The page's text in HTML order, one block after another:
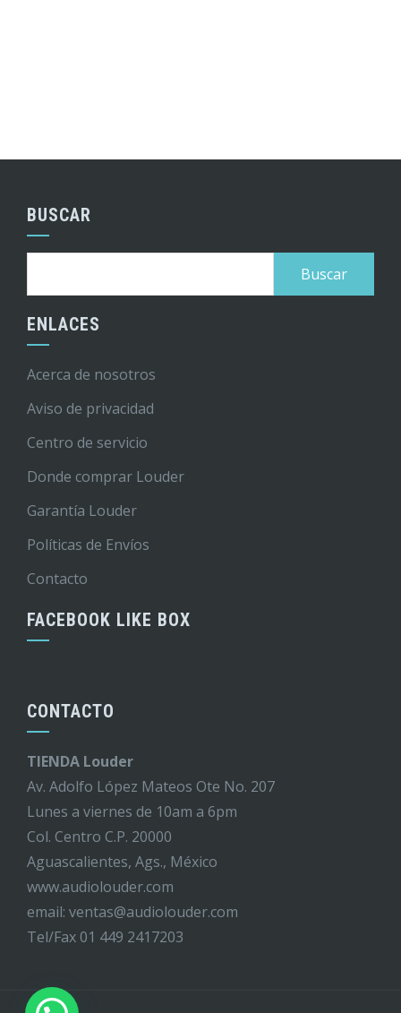
BUSCAR
ENLACES
Acerca de nosotros
Aviso de privacidad
Centro de servicio
Donde comprar Louder
Garantía Louder
Políticas de Envíos
Contacto
FACEBOOK LIKE BOX
CONTACTO
TIENDA Louder
Av. Adolfo López Mateos Ote No. 207
Lunes a viernes de 10am a 6pm
Col. Centro C.P. 20000
Aguascalientes, Ags., México
www.audiolouder.com
email: ventas@audiolouder.com
Tel/Fax 01 449 2417203